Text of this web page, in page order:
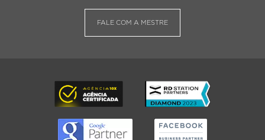
FALE COM A MESTRE